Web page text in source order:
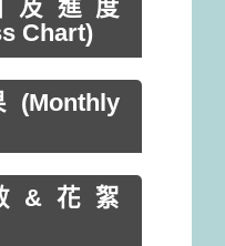
及進度
Chart)
&花絮